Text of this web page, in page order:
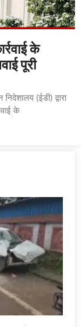
के
पूरी
(ईडी) द्वारा
के